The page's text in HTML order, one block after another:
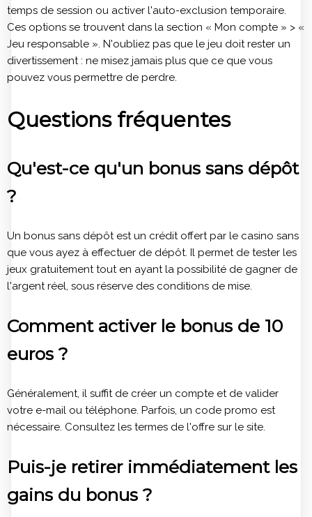
temps de session ou activer l'auto-exclusion temporaire.
Ces options se trouvent dans la section « Mon compte » > «
Jeu responsable ». N'oubliez pas que le jeu doit rester un
divertissement : ne misez jamais plus que ce que vous
pouvez vous permettre de perdre.
Questions fréquentes
Qu'est-ce qu'un bonus sans dépôt
?
Un bonus sans dépôt est un crédit offert par le casino sans
que vous ayez à effectuer de dépôt. Il permet de tester les
jeux gratuitement tout en ayant la possibilité de gagner de
l'argent réel, sous réserve des conditions de mise.
Comment activer le bonus de 10
euros ?
Généralement, il suffit de créer un compte et de valider
votre e-mail ou téléphone. Parfois, un code promo est
nécessaire. Consultez les termes de l'offre sur le site.
Puis-je retirer immédiatement les
gains du bonus ?